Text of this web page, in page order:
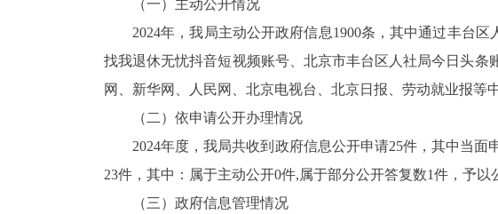
（一）主动公开情况
2024年，我局主动公开政府信息1900条，其中通过丰台
找我退休无忧抖音短视频账号、北京市丰台区人社局今日头
网、新华网、人民网、北京电视台、北京日报、劳动就业报
（二）依申请公开办理情况
2024年度，我局共收到政府信息公开申请25件，其中当
23件，其中：属于主动公开0件,属于部分公开答复数1件，予
（三）政府信息管理情况